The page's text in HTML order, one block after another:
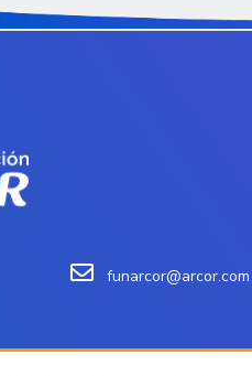
funarcor@arcor.com